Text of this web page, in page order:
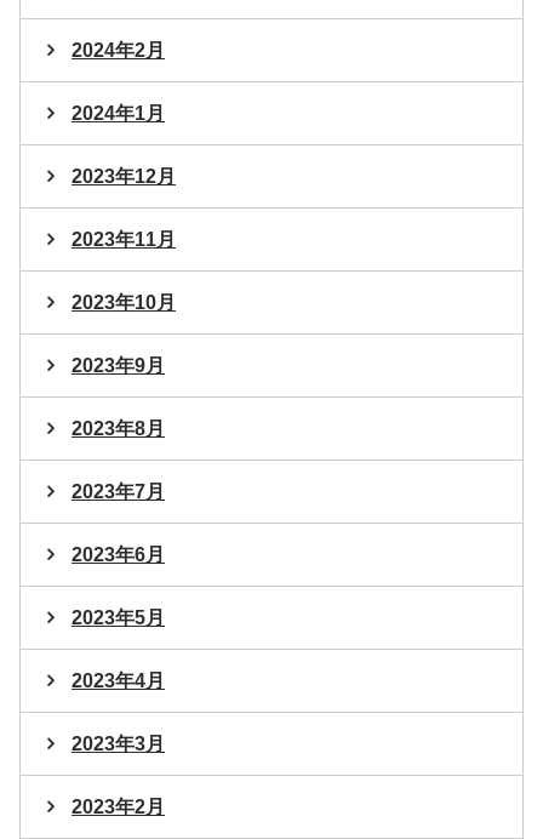
2024年2月
2024年1月
2023年12月
2023年11月
2023年10月
2023年9月
2023年8月
2023年7月
2023年6月
2023年5月
2023年4月
2023年3月
2023年2月